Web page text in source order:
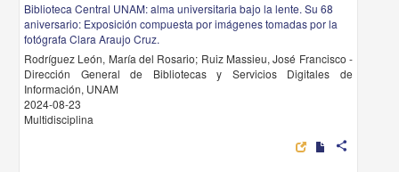
Biblioteca Central UNAM: alma universitaria bajo la lente. Su 68
aniversario: Exposición compuesta por imágenes tomadas por la
fotógrafa Clara Araujo Cruz.
Rodríguez León, María del Rosario; Ruiz Massieu, José Francisco -
Dirección General de Bibliotecas y Servicios Digitales de
Información, UNAM
2024-08-23
Multidisciplina
share